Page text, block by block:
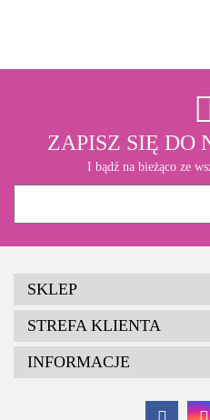
ZAPISZ SIĘ DO
I bądź na bieżąco ze
SKLEP
STREFA KLIENTA
INFORMACJE